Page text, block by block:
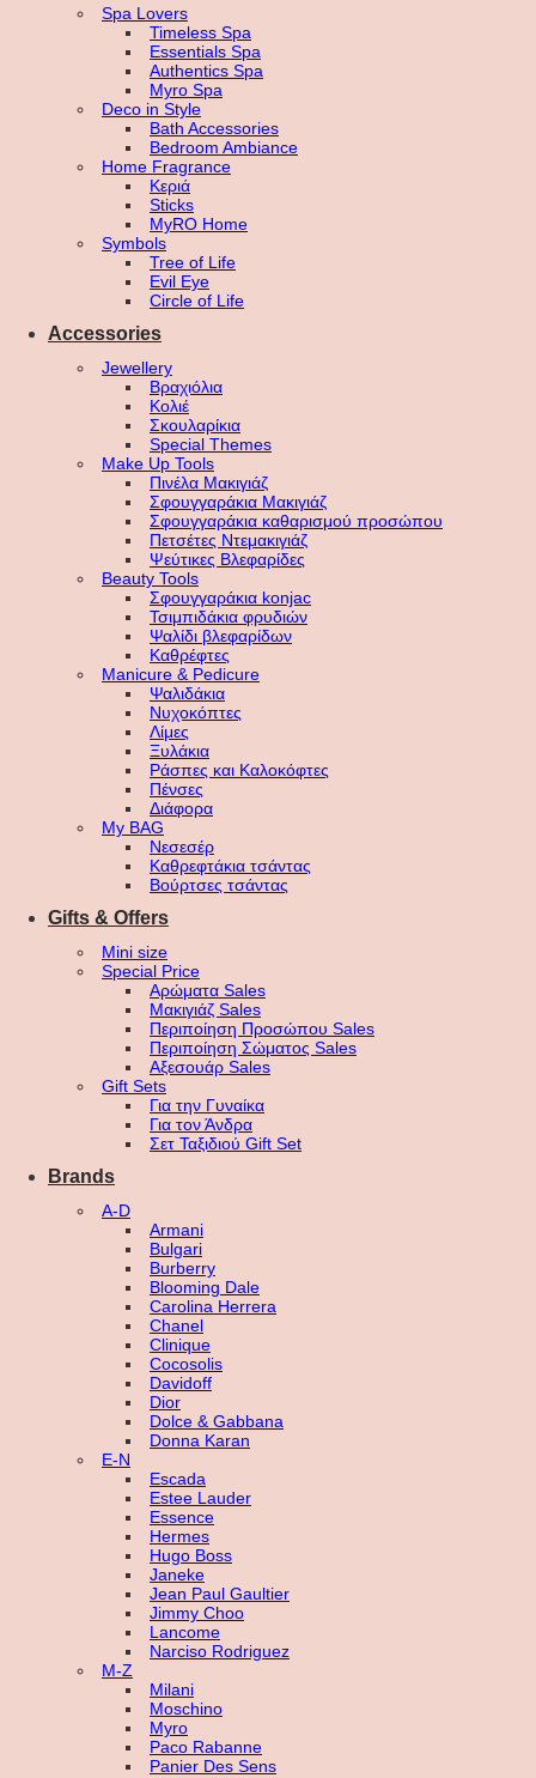
Spa Lovers
Timeless Spa
Essentials Spa
Authentics Spa
Myro Spa
Deco in Style
Bath Accessories
Bedroom Ambiance
Home Fragrance
Κεριά
Sticks
MyRO Home
Symbols
Tree of Life
Evil Eye
Circle of Life
Accessories
Jewellery
Βραχιόλια
Κολιέ
Σκουλαρίκια
Special Themes
Make Up Tools
Πινέλα Μακιγιάζ
Σφουγγαράκια Μακιγιάζ
Σφουγγαράκια καθαρισμού προσώπου
Πετσέτες Ντεμακιγιάζ
Ψεύτικες Βλεφαρίδες
Beauty Tools
Σφουγγαράκια konjac
Τσιμπιδάκια φρυδιών
Ψαλίδι βλεφαρίδων
Καθρέφτες
Manicure & Pedicure
Ψαλιδάκια
Νυχοκόπτες
Λίμες
Ξυλάκια
Ράσπες και Καλοκόφτες
Πένσες
Διάφορα
My BAG
Νεσεσέρ
Καθρεφτάκια τσάντας
Βούρτσες τσάντας
Gifts & Offers
Mini size
Special Price
Αρώματα Sales
Μακιγιάζ Sales
Περιποίηση Προσώπου Sales
Περιποίηση Σώματος Sales
Αξεσουάρ Sales
Gift Sets
Για την Γυναίκα
Για τον Άνδρα
Σετ Ταξιδιού Gift Set
Brands
A-D
Armani
Bulgari
Burberry
Blooming Dale
Carolina Herrera
Chanel
Clinique
Cocosolis
Davidoff
Dior
Dolce & Gabbana
Donna Karan
E-N
Escada
Estee Lauder
Essence
Hermes
Hugo Boss
Janeke
Jean Paul Gaultier
Jimmy Choo
Lancome
Narciso Rodriguez
M-Z
Milani
Moschino
Myro
Paco Rabanne
Panier Des Sens